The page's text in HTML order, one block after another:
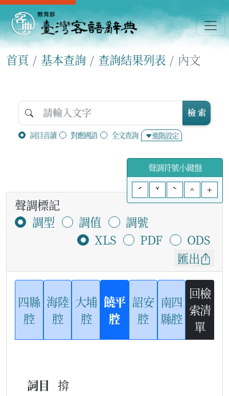
首頁 基本查詢 查詢結果列表 內文
詞目音讀 對應國語 全文查詢 進階設定
檢 索
聲調符號小鍵盤
ˊ
ˇ ˋ ^ +
聲調標記
調型
調值
調號
XLS
PDF
ODS
匯出
四縣
腔
海陸
腔
大埔
腔
饒平
腔
詔安
腔
南四
縣腔
回檢
索清
單
詞目 揜